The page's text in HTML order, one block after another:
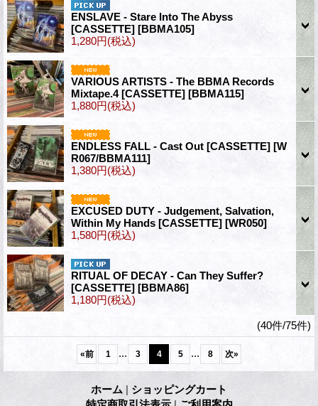
ENSLAVE - Stare Into The Abyss
[CASSETTE] [BBMA105]
1,280円(税込)
VARIOUS ARTISTS - The BBMA Records
Mixtape.4 [CASSETTE] [BBMA115]
1,880円(税込)
ENDLESS FALL - Cast Out [CASSETTE] [W
R067/BBMA111]
1,380円(税込)
EXCUSED DUTY - Judgement, Salvation,
Within My Hands [CASSETTE] [WR050]
1,580円(税込)
RITUAL OF DECAY - Can They Suffer​?​
[CASSETTE] [BBMA86]
1,180円(税込)
(40件/75件)
«前 1 ... 3 4 5 ... 8 次»
ホーム | ショッピングカート